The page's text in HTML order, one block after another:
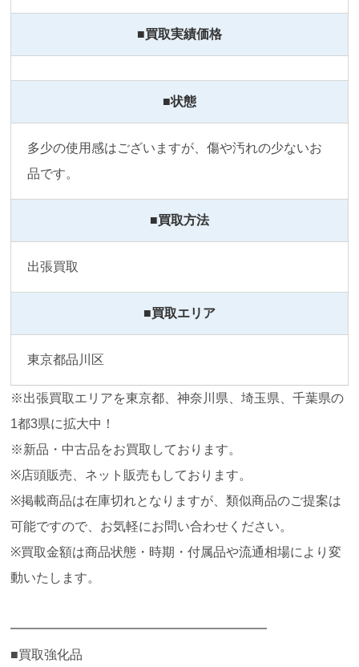
■買取実績価格
■状態
多少の使用感はございますが、傷や汚れの少ないお
品です。
■買取方法
出張買取
■買取エリア
東京都品川区
※出張買取エリアを東京都、神奈川県、埼玉県、千葉県の
1都3県に拡大中！
※新品・中古品をお買取しております。
※店頭販売、ネット販売もしております。
※掲載商品は在庫切れとなりますが、類似商品のご提案は
可能ですので、お気軽にお問い合わせください。
※買取金額は商品状態・時期・付属品や流通相場により変
動いたします。
━━━━━━━━━━━━━━━━━━━━
■買取強化品